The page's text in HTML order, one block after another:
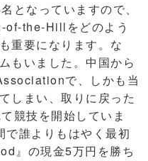
となっていますので、
of-the-Hillをどのよう
重要になります。な
もいました。中国から
で、しかも当
しまい、取りに戻った
競技を開始していま
誰よりもはやく最初
』の現金5万円を勝ち